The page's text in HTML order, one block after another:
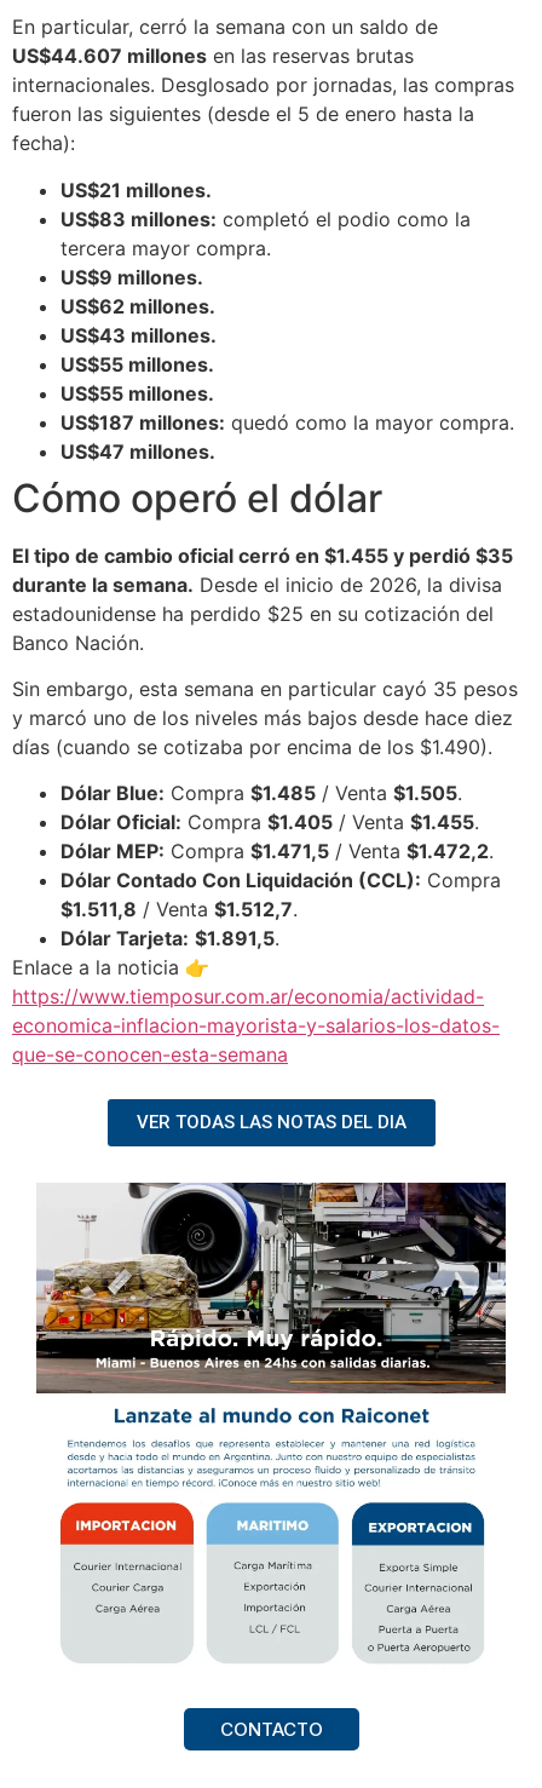
En particular, cerró la semana con un saldo de
US$44.607 millones en las reservas brutas
internacionales. Desglosado por jornadas, las compras
fueron las siguientes (desde el 5 de enero hasta la
fecha):
US$21 millones.
US$83 millones: completó el podio como la
tercera mayor compra.
US$9 millones.
US$62 millones.
US$43 millones.
US$55 millones.
US$55 millones.
US$187 millones: quedó como la mayor compra.
US$47 millones.
Cómo operó el dólar
El tipo de cambio oficial cerró en $1.455 y perdió $35
durante la semana. Desde el inicio de 2026, la divisa
estadounidense ha perdido $25 en su cotización del
Banco Nación.
Sin embargo, esta semana en particular cayó 35 pesos
y marcó uno de los niveles más bajos desde hace diez
días (cuando se cotizaba por encima de los $1.490).
Dólar Blue: Compra $1.485 / Venta $1.505.
Dólar Oficial: Compra $1.405 / Venta $1.455.
Dólar MEP: Compra $1.471,5 / Venta $1.472,2.
Dólar Contado Con Liquidación (CCL): Compra
$1.511,8 / Venta $1.512,7.
Dólar Tarjeta: $1.891,5.
Enlace a la noticia 👉
https://www.tiemposur.com.ar/economia/actividad-
economica-inflacion-mayorista-y-salarios-los-datos-
que-se-conocen-esta-semana
VER TODAS LAS NOTAS DEL DIA
CONTACTO